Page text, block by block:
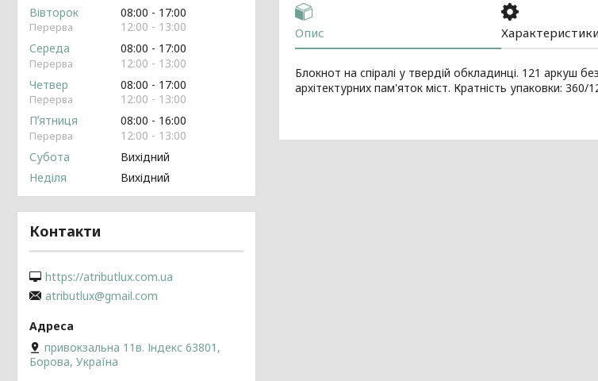
Опис Характеристики
Блокнот на спіралі у твердій обкладинці. 121 аркуш
архітектурних пам'яток міст. Кратність упаковки: 360/
Вівторок
08:00
17:00
12:00
13:00
Середа
08:00
17:00
12:00
13:00
Четвер
08:00
17:00
12:00
13:00
Пʼятниця
08:00
16:00
12:00
13:00
Субота
Вихідний
Неділя
Вихідний
Контакти
https://atributlux.com.ua
atributlux@gmail.com
привокзальна 11в. Індекс 63801,
Борова, Україна